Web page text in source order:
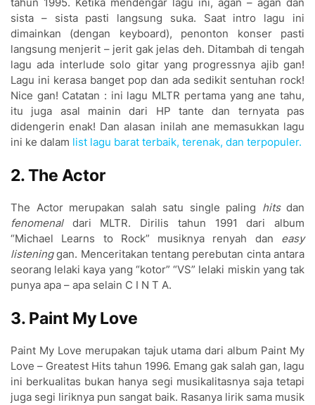
tahun 1995. Ketika mendengar lagu ini, agan – agan dan
sista – sista pasti langsung suka. Saat intro lagu ini
dimainkan (dengan keyboard), penonton konser pasti
langsung menjerit – jerit gak jelas deh. Ditambah di tengah
lagu ada interlude solo gitar yang progressnya ajib gan!
Lagu ini kerasa banget pop dan ada sedikit sentuhan rock!
Nice gan! Catatan : ini lagu MLTR pertama yang ane tahu,
itu juga asal mainin dari HP tante dan ternyata pas
didengerin enak! Dan alasan inilah ane memasukkan lagu
ini ke dalam list lagu barat terbaik, terenak, dan terpopuler.
2. The Actor
The Actor merupakan salah satu single paling hitsdan
fenomenaldari MLTR. Dirilis tahun 1991 dari album
“Michael Learns to Rock” musiknya renyah dan easy
listeninggan. Menceritakan tentang perebutan cinta antara
seorang lelaki kaya yang “kotor” “VS” lelaki miskin yang tak
punya apa – apa selain C I N T A.
3. Paint My Love
Paint My Love merupakan tajuk utama dari album Paint My
Love – Greatest Hits tahun 1996. Emang gak salah gan, lagu
ini berkualitas bukan hanya segi musikalitasnya saja tetapi
juga segi liriknya pun sangat baik. Rasanya lirik sama musik